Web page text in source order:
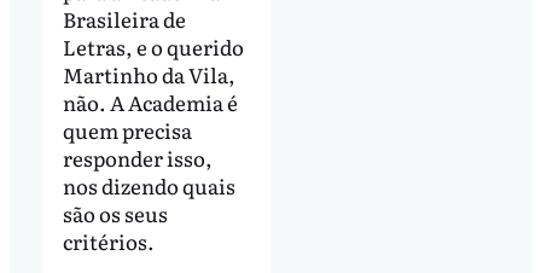
Brasileira de
Letras, e o querido
Martinho da Vila,
não. A Academia é
quem precisa
responder isso,
nos dizendo quais
são os seus
critérios.